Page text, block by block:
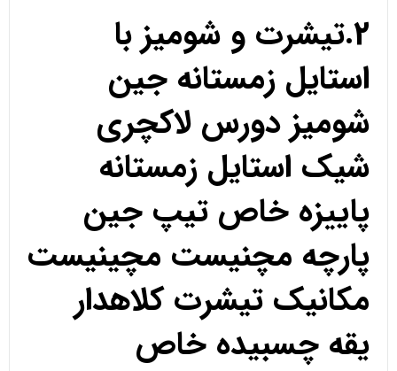
2.تیشرت و شومیز با
استایل زمستانه جین
شومیز دورس لاکچری
شیک استایل زمستانه
پاییزه خاص تیپ جین
پارچه مچنیست مچینیست
مکانیک تیشرت کلاهدار
یقه چسبیده خاص